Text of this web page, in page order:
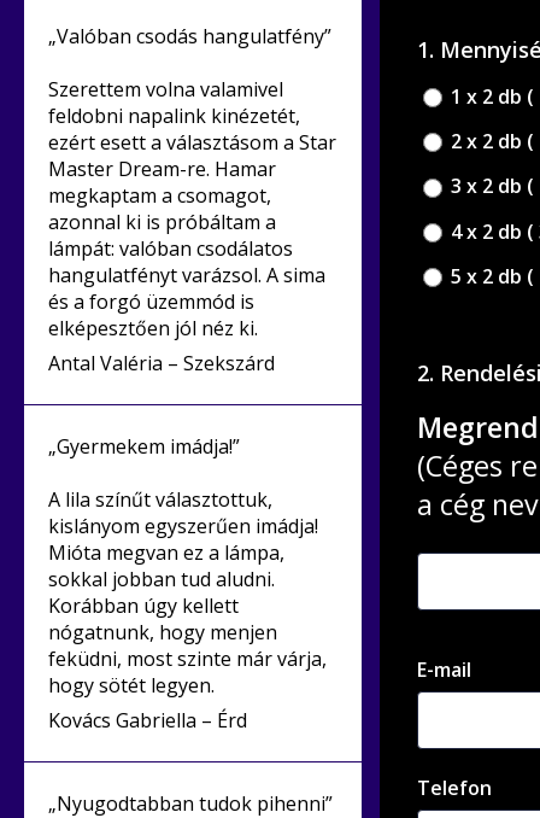
„Valóban csodás hangulatfény”
Szerettem volna valamivel
feldobni napalink kinézetét,
ezért esett a választásom a Star
Master Dream-re. Hamar
megkaptam a csomagot,
azonnal ki is próbáltam a
lámpát: valóban csodálatos
hangulatfényt varázsol. A sima
és a forgó üzemmód is
elképesztően jól néz ki.
Antal Valéria – Szekszárd
„Gyermekem imádja!”
A lila színűt választottuk,
kislányom egyszerűen imádja!
Mióta megvan ez a lámpa,
sokkal jobban tud aludni.
Korábban úgy kellett
nógatnunk, hogy menjen
feküdni, most szinte már várja,
hogy sötét legyen.
Kovács Gabriella – Érd
„Nyugodtabban tudok pihenni”
1.
1 x 2 db (
2 x 2 db (
3 x 2 db (
4 x 2 db (
5 x 2 db (
2.
(Céges
a cég
E-mail
Telefon